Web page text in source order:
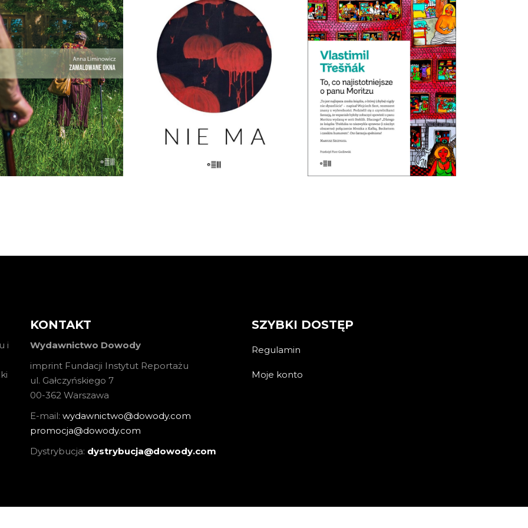
tu swoją małą wspólnotę – i
nieufność wobec siebie.
Premiera 25 maja
27.30zł
KSIĄŻKA DO
KOSZYKA
Nie ma przeszłości. Nie ma
pamięci. Nie ma widelców do
sera. Nie ma miłości. Nie ma
życia. Nie ma fikcji. Nie ma
właściwego koloru. Nie ma
komisji. Nie ma grobu. Nie ma
siostry. Nie […]
KOSZYKA
TO, CO NAJISTOTNIEJSZE
O PANU MORITZU
Premiera 22 marca
39.00zł 19.50zł
i
KONTAKT
Wydawnictwo Dowody
imprint Fundacji Instytut Reportażu
ul. Gałczyńskiego 7
00-362 Warszawa
E-mail: wydawnictwo@dowody.com
promocja@dowody.com
Dystrybucja: dystrybucja@dowody.com
SZYBKI DOSTĘP
Regulamin
Moje konto